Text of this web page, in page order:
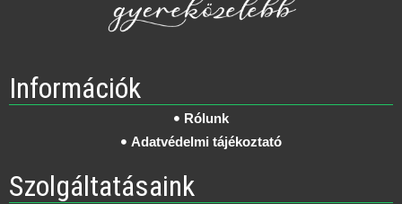
Információk
Rólunk
Adatvédelmi tájékoztató
Szolgáltatásaink